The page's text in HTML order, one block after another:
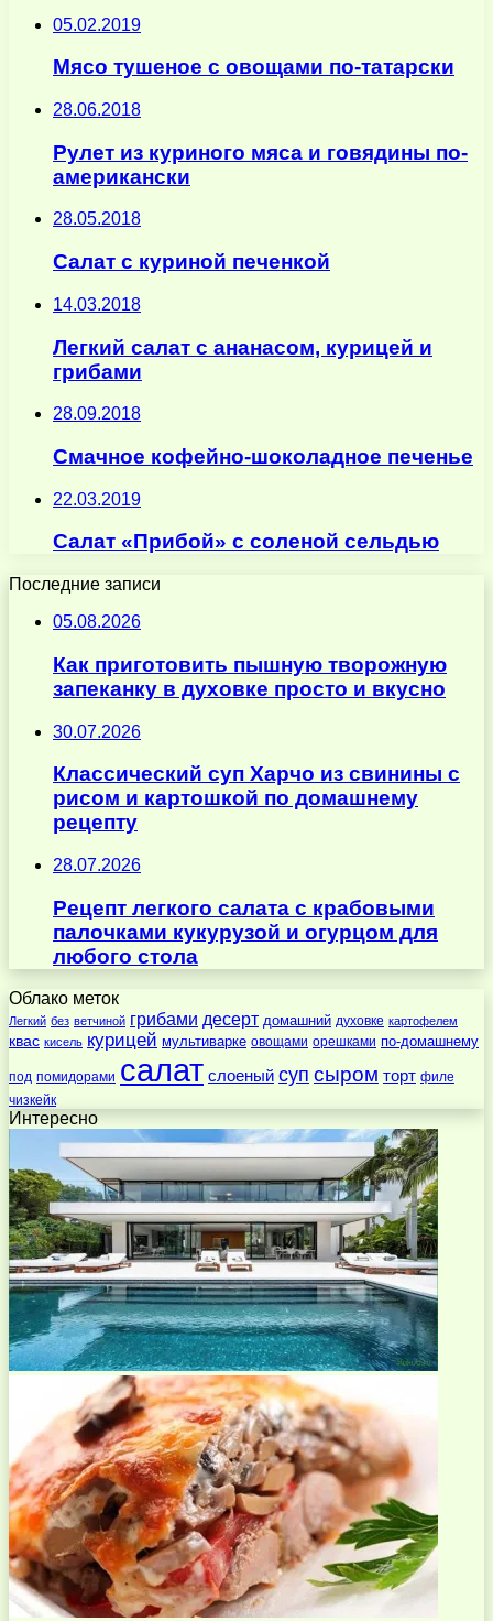
05.02.2019
Мясо тушеное с овощами по-татарски
28.06.2018
Рулет из куриного мяса и говядины по-
американски
28.05.2018
Салат с куриной печенкой
14.03.2018
Легкий салат с ананасом, курицей и
грибами
28.09.2018
Смачное кофейно-шоколадное печенье
22.03.2019
Салат «Прибой» с соленой сельдью
Последние записи
05.08.2026
Как приготовить пышную творожную
запеканку в духовке просто и вкусно
30.07.2026
Классический суп Харчо из свинины с
рисом и картошкой по домашнему
рецепту
28.07.2026
Рецепт легкого салата с крабовыми
палочками кукурузой и огурцом для
любого стола
Облако меток
Легкий без ветчиной грибами десерт домашний духовке картофелем
квас кисель курицей мультиварке овощами орешками по-домашнему
под помидорами салат слоеный суп сыром торт филе
чизкейк
Интересно